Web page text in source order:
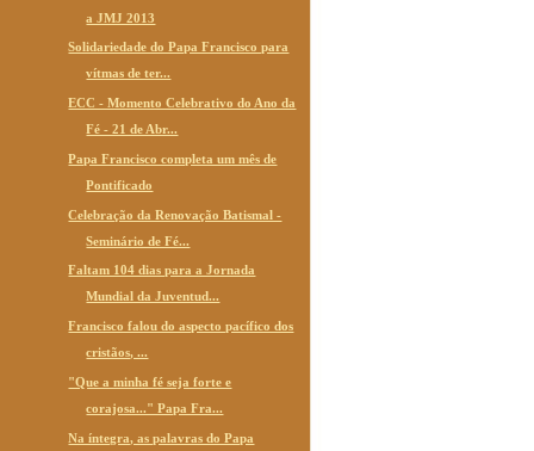
a JMJ 2013
Solidariedade do Papa Francisco para
vítmas de ter...
ECC - Momento Celebrativo do Ano da
Fé - 21 de Abr...
Papa Francisco completa um mês de
Pontificado
Celebração da Renovação Batismal -
Seminário de Fé...
Faltam 104 dias para a Jornada
Mundial da Juventud...
Francisco falou do aspecto pacífico dos
cristãos, ...
"Que a minha fé seja forte e
corajosa..." Papa Fra...
Na íntegra, as palavras do Papa